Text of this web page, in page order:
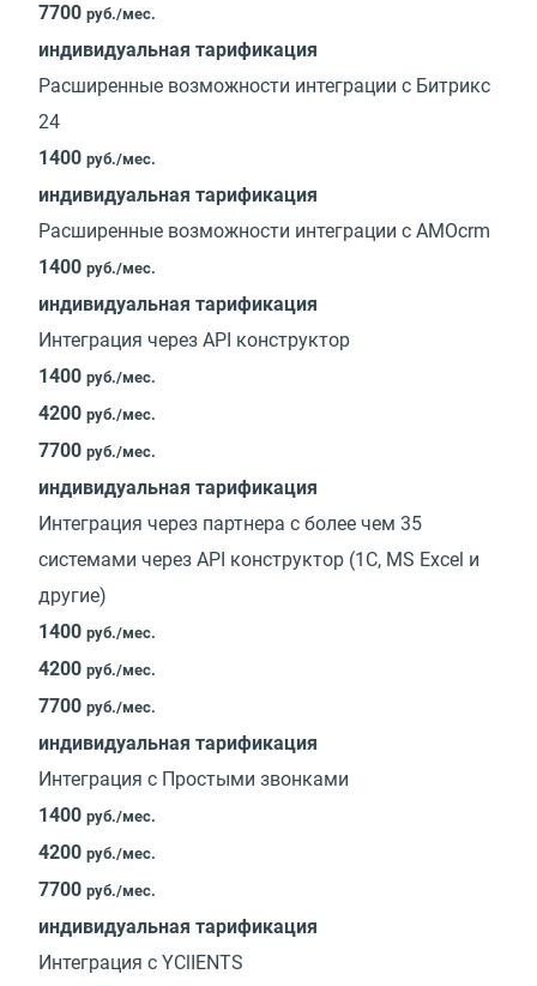
7700 руб./мес.
индивидуальная тарификация
Расширенные возможности интеграции с Битрикс
24
1400 руб./мес.
индивидуальная тарификация
Расширенные возможности интеграции с AMOcrm
1400 руб./мес.
индивидуальная тарификация
Интеграция через API конструктор
1400 руб./мес.
4200 руб./мес.
7700 руб./мес.
индивидуальная тарификация
Интеграция через партнера с более чем 35
системами через API конструктор (1С, MS Excel и
другие)
1400 руб./мес.
4200 руб./мес.
7700 руб./мес.
индивидуальная тарификация
Интеграция с Простыми звонками
1400 руб./мес.
4200 руб./мес.
7700 руб./мес.
индивидуальная тарификация
Интеграция с YClIENTS